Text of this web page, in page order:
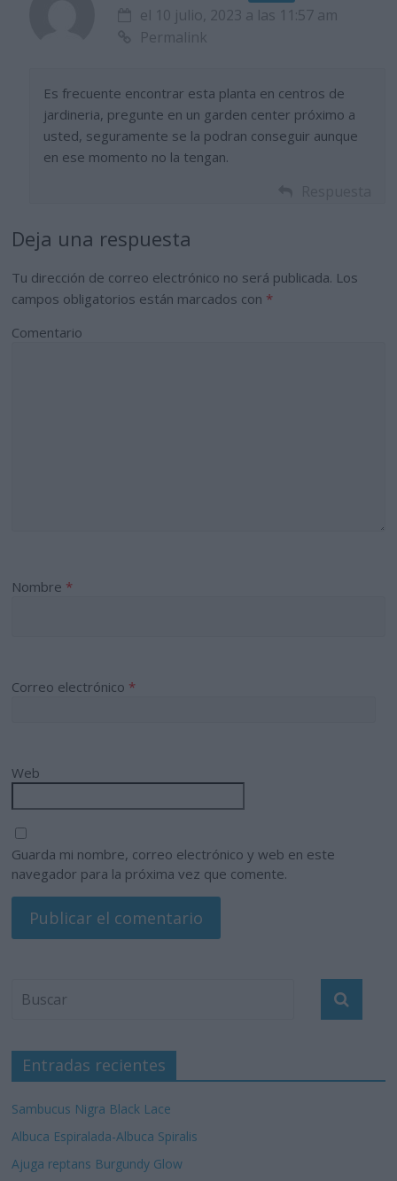
el 10 julio, 2023 a las 11:57 am
Permalink
Es frecuente encontrar esta planta en centros de
jardineria, pregunte en un garden center próximo a
usted, seguramente se la podran conseguir aunque
en ese momento no la tengan.
Deja una respuesta
Tu dirección de correo electrónico no será publicada. Los
campos obligatorios están marcados con *
Comentario
Nombre *
Correo electrónico *
Web
Guarda mi nombre, correo electrónico y web en este
navegador para la próxima vez que comente.
Entradas recientes
Sambucus Nigra Black Lace
Albuca Espiralada-Albuca Spiralis
Ajuga reptans Burgundy Glow